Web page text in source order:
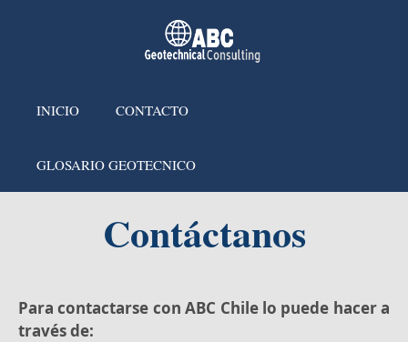
INICIO CONTACTO
GLOSARIO GEOTECNICO
Contáctanos
Para contactarse con ABC Chile lo puede hacer a
través de: